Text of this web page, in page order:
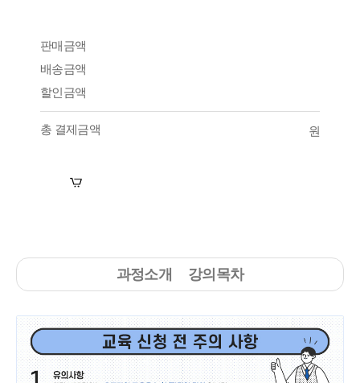
판매금액
배송금액
할인금액
총 결제금액 원
과정소개 강의목차